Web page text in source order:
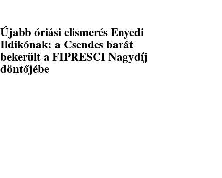
Újabb óriási elismerés Enyedi
Ildikónak: a Csendes barát
bekerült a FIPRESCI Nagydíj
döntőjébe